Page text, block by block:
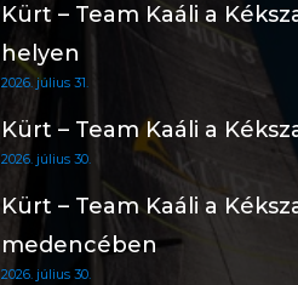
Kürt – Team Kaáli a
helyen
2026. július 31.
Kürt – Team Kaáli a
2026. július 30.
Kürt – Team Kaáli a
medencében
2026. július 30.